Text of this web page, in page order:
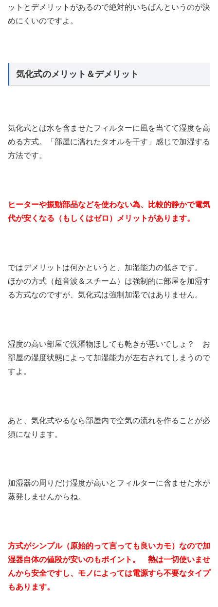
ットとデメリットがあるので絶対的いちばんというのが決
めにくいのですよ。
気化式のメリット＆デメリット
気化式とは水を含ませたフィルターに風を当てて湿度を高
める方式。「部屋に濡れたタオルを干す」感じで加湿する
方法です。
ヒーターや振動部品などを使わない為、比較的静かで電気
代が安くなる（もしくはゼロ）メリットがあります。
ではデメリットは何かというと、加湿能力の低さです。
ほかの方式（超音波＆スチーム）は強制的に部屋を加湿す
る方式なのですが、気化式は強制加湿ではありません。
湿度の高い部屋で洗濯物ほしても乾きが悪いでしょ？ お
部屋の湿度状態によって加湿能力が左右されてしまうので
すよ。
あと、気化式やるなら部屋内で空気の流れを作ることが必
須になります。
加湿器の周りだけ湿度が高いとフィルターに含ませた水が
蒸発しませんからね。
方式がシンプル（原始的って言っても良いカモ）なので加
湿器自体の値段が安いのもポイント。 熱は一切使いませ
んから安全ですし、モノによっては電源すら不要なタイプ
もあります。